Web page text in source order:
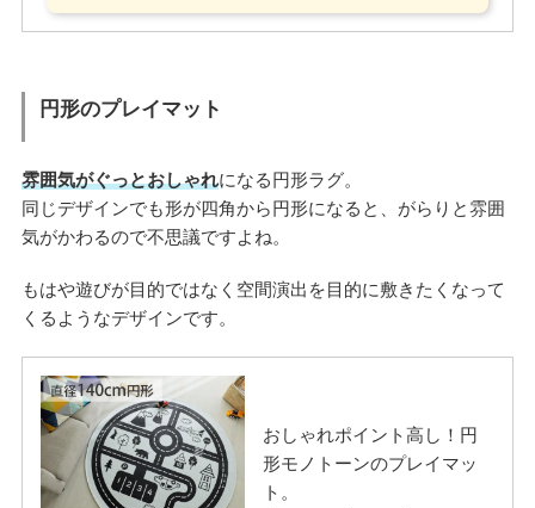
円形のプレイマット
雰囲気がぐっとおしゃれになる円形ラグ。
同じデザインでも形が四角から円形になると、がらりと雰囲
気がかわるので不思議ですよね。
もはや遊びが目的ではなく空間演出を目的に敷きたくなって
くるようなデザインです。
おしゃれポイント高し！円
形モノトーンのプレイマッ
ト。